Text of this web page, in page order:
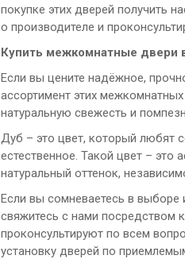
покупке этих дверей получить
о производителе и
Купить межкомнатные двери
Если вы цените надёжное,
ассортимент этих
натуральную свежесть и
Дуб – это цвет, который любят
естественное. Такой цвет – это
натуральный оттенок,
Если вы сомневаетесь в выборе
свяжитесь с нами посредством
проконсультируют по всем
установку дверей по